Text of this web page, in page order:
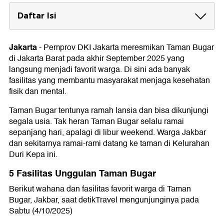
Daftar Isi
5 Fasilitas Unggulan Taman Bugar
1. Lapangan Serbaguna
2. Wahana Bermain Anak
3. Outdoor Fitness Equipment
4. Banyak Tempat Duduk Unik
5. Guiding Block
Jakarta-Pemprov DKI Jakarta meresmikan Taman Bugar
di Jakarta Barat pada akhir September 2025 yang
langsung menjadi favorit warga. Di sini ada banyak
fasilitas yang membantu masyarakat menjaga kesehatan
fisik dan mental.
Taman Bugar tentunya ramah lansia dan bisa dikunjungi
segala usia. Tak heran Taman Bugar selalu ramai
sepanjang hari, apalagi di libur weekend. Warga Jakbar
dan sekitarnya ramai-rami datang ke taman di Kelurahan
Duri Kepa ini.
5 Fasilitas Unggulan Taman Bugar
Berikut wahana dan fasilitas favorit warga di Taman
Bugar, Jakbar, saat detikTravel mengunjunginya pada
Sabtu (4/10/2025)